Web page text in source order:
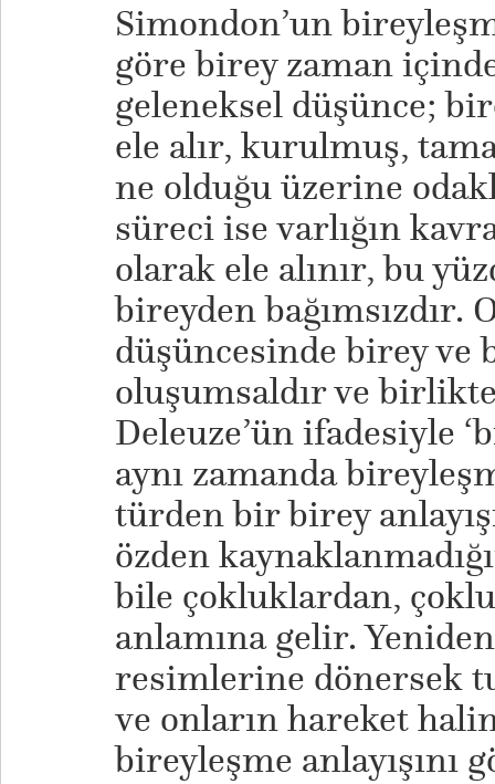
Simondon’un
göre birey zaman
geleneksel düşünce;
ele alır, kurulmuş,
ne olduğu üzerine
süreci ise varlığın
olarak ele alınır, bu
bireyden bağımsızdır.
düşüncesinde birey ve
oluşumsaldır ve birlikte
Deleuze’ün ifadesiyle
aynı zamanda
türden bir birey
özden
bile çokluklardan,
anlamına gelir.
resimlerine dönersek
ve onların hareket
bireyleşme anlayışını